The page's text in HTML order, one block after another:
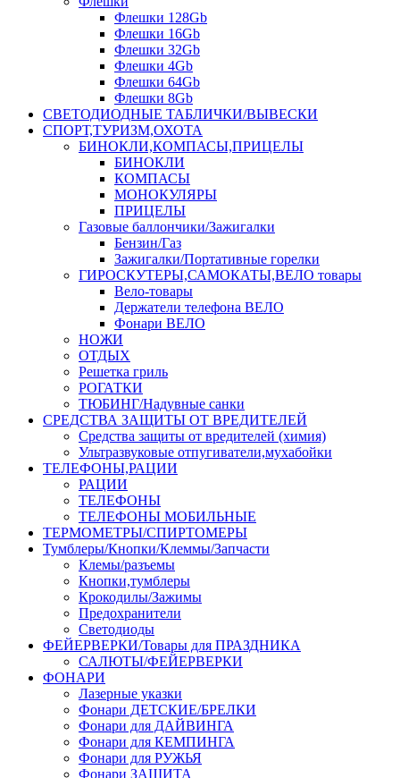
Флешки 128Gb
Флешки 16Gb
Флешки 32Gb
Флешки 4Gb
Флешки 64Gb
Флешки 8Gb
СВЕТОДИОДНЫЕ ТАБЛИЧКИ/ВЫВЕСКИ
СПОРТ,ТУРИЗМ,ОХОТА
БИНОКЛИ,КОМПАСЫ,ПРИЦЕЛЫ
БИНОКЛИ
КОМПАСЫ
МОНОКУЛЯРЫ
ПРИЦЕЛЫ
Газовые баллончики/Зажигалки
Бензин/Газ
Зажигалки/Портативные горелки
ГИРОСКУТЕРЫ,САМОКАТЫ,ВЕЛО товары
Вело-товары
Держатели телефона ВЕЛО
Фонари ВЕЛО
НОЖИ
ОТДЫХ
Решетка гриль
РОГАТКИ
ТЮБИНГ/Надувные санки
СРЕДСТВА ЗАЩИТЫ ОТ ВРЕДИТЕЛЕЙ
Средства защиты от вредителей (химия)
Ультразвуковые отпугиватели,мухабойки
ТЕЛЕФОНЫ,РАЦИИ
РАЦИИ
ТЕЛЕФОНЫ
ТЕЛЕФОНЫ МОБИЛЬНЫЕ
ТЕРМОМЕТРЫ/СПИРТОМЕРЫ
Тумблеры/Кнопки/Клеммы/Запчасти
Клемы/разъемы
Кнопки,тумблеры
Крокодилы/Зажимы
Предохранители
Светодиоды
ФЕЙЕРВЕРКИ/Товары для ПРАЗДНИКА
САЛЮТЫ/ФЕЙЕРВЕРКИ
ФОНАРИ
Лазерные указки
Фонари ДЕТСКИЕ/БРЕЛКИ
Фонари для ДАЙВИНГА
Фонари для КЕМПИНГА
Фонари для РУЖЬЯ
Фонари ЗАЩИТА